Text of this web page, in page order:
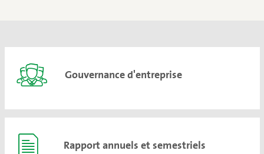
Gouvernance d'entreprise
Rapport annuels et semestriels